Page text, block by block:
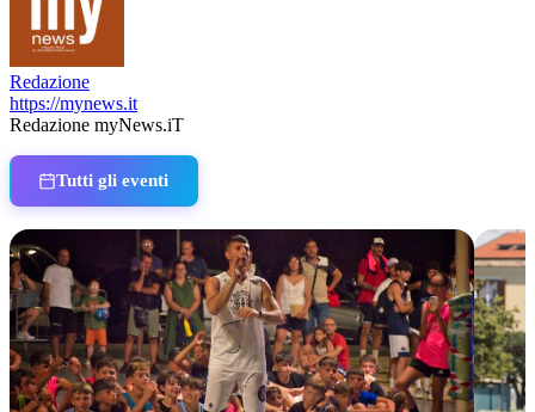
Redazione
https://mynews.it
Redazione myNews.iT
Tutti gli eventi